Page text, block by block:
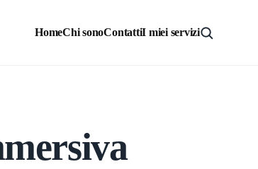
HomeChi sonoContattiI miei servizi